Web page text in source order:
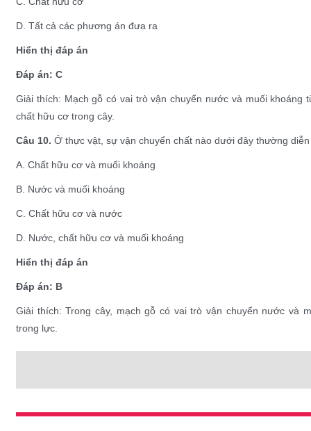
D. Tất cả các phương án đưa ra
Hiển thị đáp án
Đáp án: C
Giải thích: Mạch gỗ có vai trò vận chuyển nước và muối khoáng
chất hữu cơ trong cây.
Câu 10. Ở thực vật, sự vận chuyển chất nào dưới đây thường
A. Chất hữu cơ và muối khoáng
B. Nước và muối khoáng
C. Chất hữu cơ và nước
D. Nước, chất hữu cơ và muối khoáng
Hiển thị đáp án
Đáp án: B
Giải thích: Trong cây, mạch gỗ có vai trò vận chuyển nước và
trong lực.